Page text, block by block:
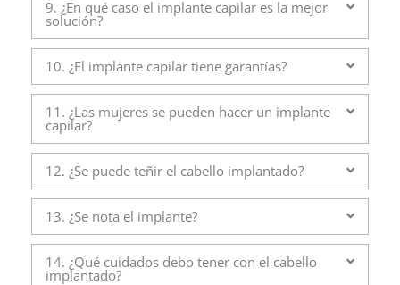
9. ¿En qué caso el implante capilar es la mejor
solución?
10. ¿El implante capilar tiene garantías?
11. ¿Las mujeres se pueden hacer un implante
capilar?
12. ¿Se puede teñir el cabello implantado?
13. ¿Se nota el implante?
14. ¿Qué cuidados debo tener con el cabello
implantado?